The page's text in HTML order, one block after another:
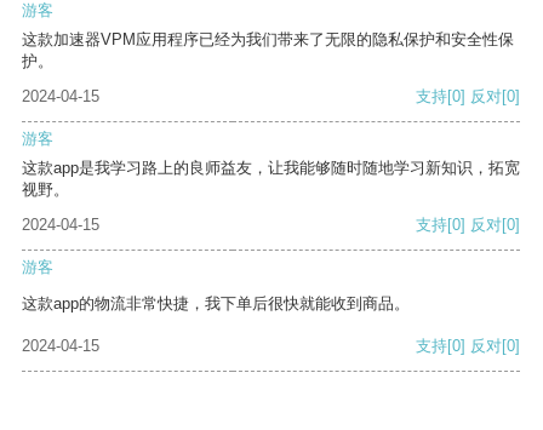
游客
这款加速器VPM应用程序已经为我们带来了无限的隐私保护和安全性保
护。
2024-04-15
支持[0] 反对[0]
游客
这款app是我学习路上的良师益友，让我能够随时随地学习新知识，拓宽
视野。
2024-04-15
支持[0] 反对[0]
游客
这款app的物流非常快捷，我下单后很快就能收到商品。
2024-04-15 支持[0] 反对[0]